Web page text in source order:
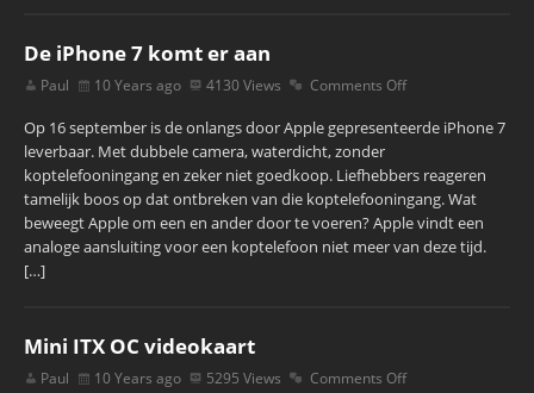
De iPhone 7 komt er aan
Paul 10 Years ago 4130 Views Comments Off
Op 16 september is de onlangs door Apple gepresenteerde iPhone 7
leverbaar. Met dubbele camera, waterdicht, zonder
koptelefooningang en zeker niet goedkoop. Liefhebbers reageren
tamelijk boos op dat ontbreken van die koptelefooningang. Wat
beweegt Apple om een en ander door te voeren? Apple vindt een
analoge aansluiting voor een koptelefoon niet meer van deze tijd.
[…]
Mini ITX OC videokaart
Paul 10 Years ago 5295 Views Comments Off